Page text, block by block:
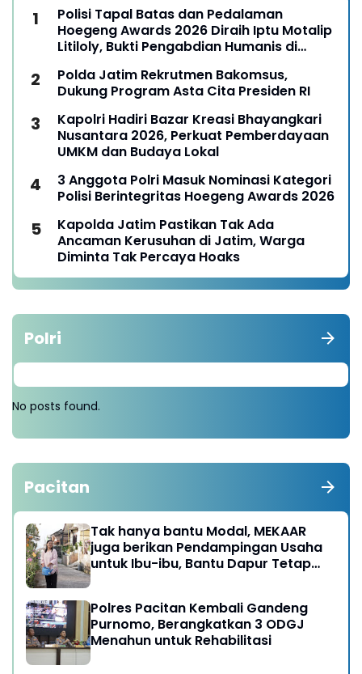
Polisi Tapal Batas dan Pedalaman
Hoegeng Awards 2026 Diraih Iptu Motalip
Litiloly, Bukti Pengabdian Humanis di
Polda Jatim Rekrutmen Bakomsus,
Dukung Program Asta Cita Presiden RI
Kapolri Hadiri Bazar Kreasi Bhayangkari
Nusantara 2026, Perkuat Pemberdayaan
UMKM dan Budaya Lokal
3 Anggota Polri Masuk Nominasi Kategori
Polisi Berintegritas Hoegeng Awards 2026
Kapolda Jatim Pastikan Tak Ada
Ancaman Kerusuhan di Jatim, Warga
Diminta Tak Percaya Hoaks
Polri
No posts found.
Pacitan
Tak hanya bantu Modal, MEKAAR
juga berikan Pendampingan Usaha
untuk Ibu-ibu, Bantu Dapur Tetap
Polres Pacitan Kembali Gandeng
Purnomo, Berangkatkan 3 ODGJ
Menahun untuk Rehabilitasi